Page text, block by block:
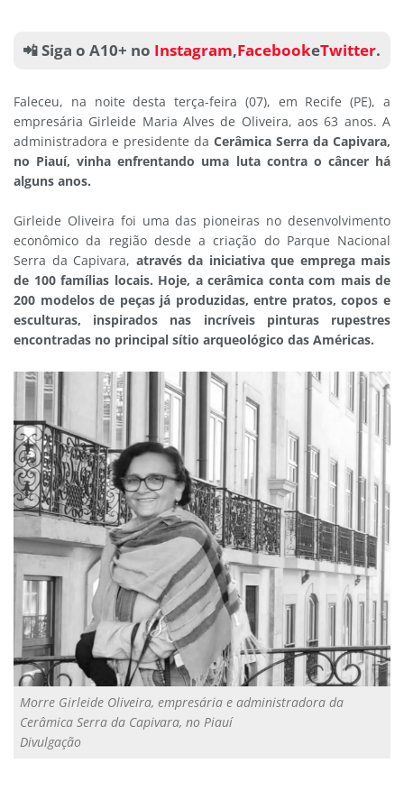
📲 Siga o A10+ no Instagram,FacebookeTwitter.
Faleceu, na noite desta terça-feira (07), em Recife (PE), a
empresária Girleide Maria Alves de Oliveira, aos 63 anos. A
administradora e presidente da Cerâmica Serra da Capivara,
no Piauí, vinha enfrentando uma luta contra o câncer há
alguns anos.
Girleide Oliveira foi uma das pioneiras no desenvolvimento
econômico da região desde a criação do Parque Nacional
Serra da Capivara, através da iniciativa que emprega mais
de 100 famílias locais. Hoje, a cerâmica conta com mais de
200 modelos de peças já produzidas, entre pratos, copos e
esculturas, inspirados nas incríveis pinturas rupestres
encontradas no principal sítio arqueológico das Américas.
Morre Girleide Oliveira, empresária e administradora da
Cerâmica Serra da Capivara, no Piauí
Divulgação